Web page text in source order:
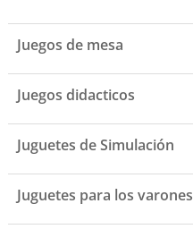
Juegos de mesa
Juegos didacticos
Juguetes de Simulación
Juguetes para los varones